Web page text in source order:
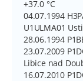
+37.0 °C
04.07.1994
U1ULMA01
28.06.1994
23.07.2009
Libice nad
16.07.2010